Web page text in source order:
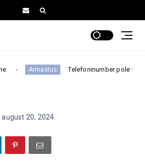
Armastus Telefoninumber pole feng
august 20, 2024